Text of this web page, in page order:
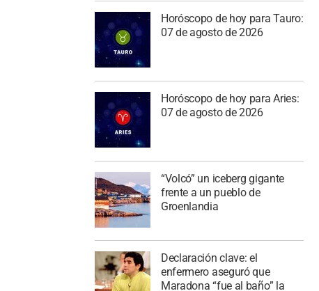
Horóscopo de hoy para Tauro:
07 de agosto de 2026
Horóscopo de hoy para Aries:
07 de agosto de 2026
“Volcó” un iceberg gigante
frente a un pueblo de
Groenlandia
Declaración clave: el
enfermero aseguró que
Maradona “fue al baño” la